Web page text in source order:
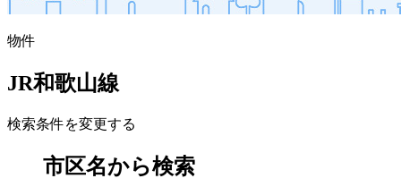
物件
JR和歌山線
検索条件を変更する
市区名から検索